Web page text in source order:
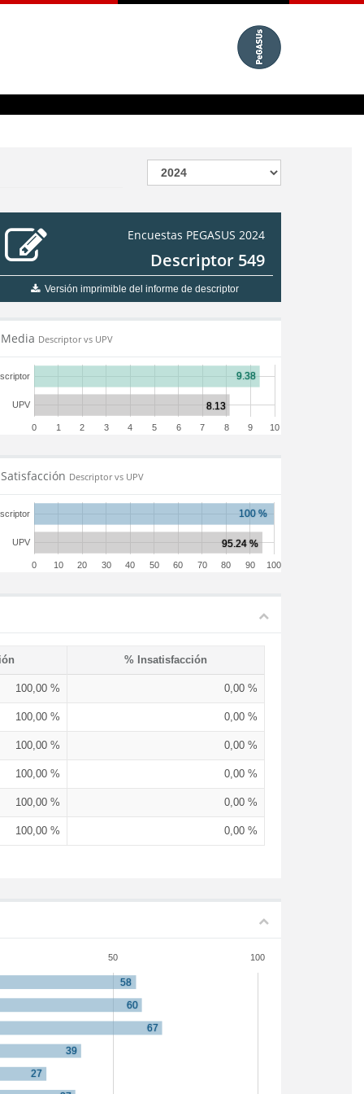
Encuestas PEGASUS 2024
Descriptor 549
Versión imprimible del informe de descriptor
Media Descriptor vs UPV
0 1 2 3 4 5 6 7 8 9 10
UPV
Satisfacción Descriptor vs UPV
0 10 20 30 40 50 60 70 80 90 100
UPV
% Insatisfacción
100,00 % 0,00 %
100,00 % 0,00 %
100,00 % 0,00 %
100,00 % 0,00 %
100,00 % 0,00 %
100,00 % 0,00 %
50 100